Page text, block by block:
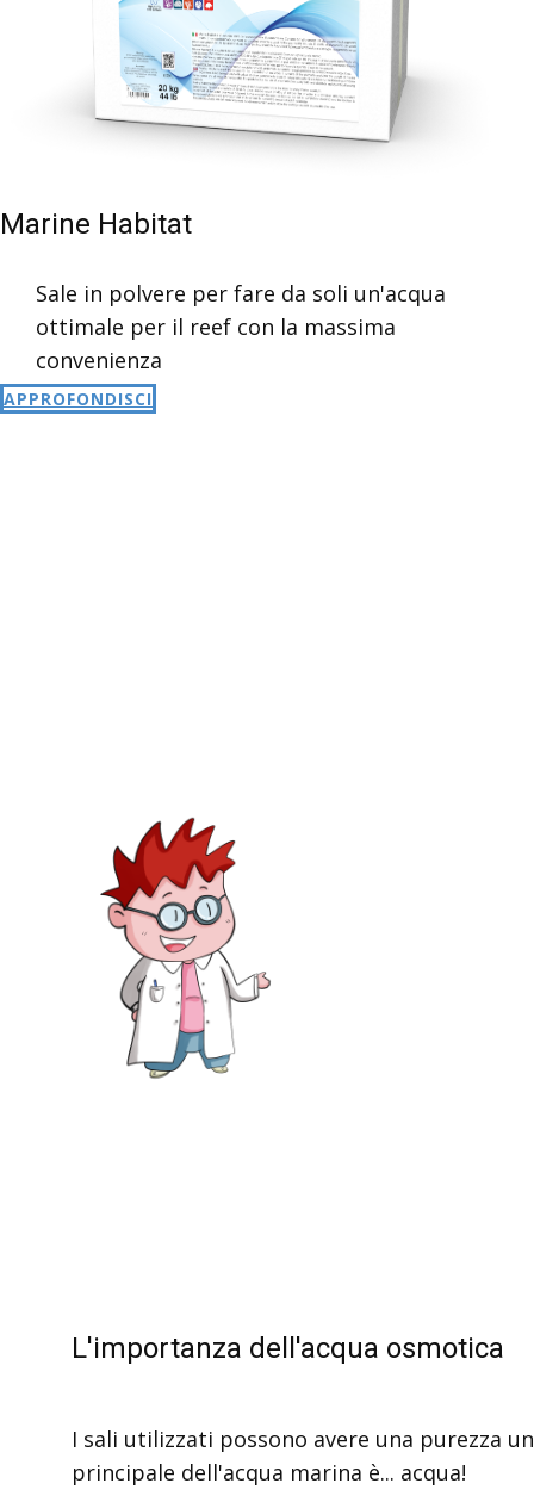
Marine Habitat
Sale in polvere per fare da soli un'acqua
ottimale per il reef con la massima
convenienza
APPROFONDISCI
L'importanza dell'acqua osmotica
I sali utilizzati possono avere una purezza
principale dell'acqua marina è... acqua!